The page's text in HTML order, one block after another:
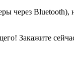
через
Закажите